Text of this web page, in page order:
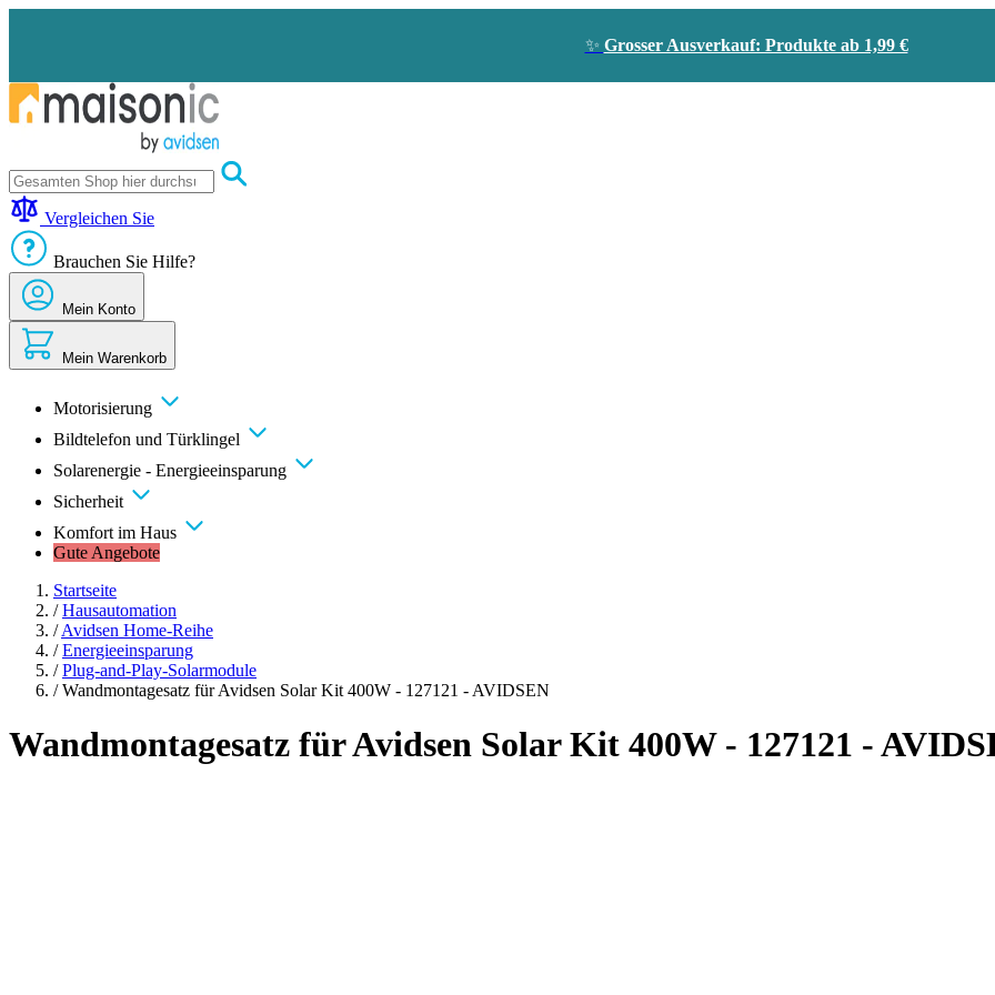
✨ Grosser Ausverkauf: Produkte ab 1,99 €
Motorisierung
und
Solarenergie
Energieeinsparung
Sicherheit
im
Gute
Vergleichen Sie
Brauchen Sie Hilfe?
Mein Konto
Mein Warenkorb
Motorisierung
Bildtelefon und Türklingel
Solarenergie - Energieeinsparung
Sicherheit
Komfort im Haus
Gute Angebote
Startseite
/ Hausautomation
/ Avidsen Home-Reihe
/ Energieeinsparung
/ Plug-and-Play-Solarmodule
/ Wandmontagesatz für Avidsen Solar Kit 400W - 127121 - AVIDSEN
Wandmontagesatz für Avidsen Solar Kit 400W - 127121 -